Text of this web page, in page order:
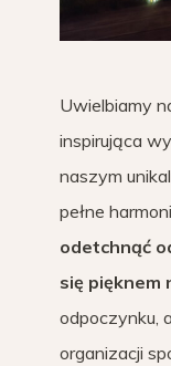
Uwielbiamy
inspirująca
naszym
pełne
odetchnąć
się pięknem
odpoczynku,
organizacji